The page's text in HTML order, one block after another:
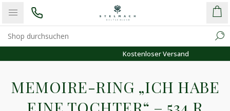
Kostenloser Versand
MEMOIRE-RING „ICH HABE